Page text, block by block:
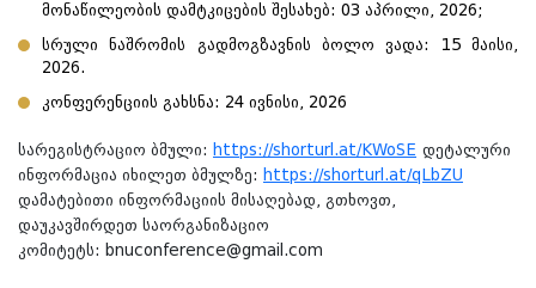
მონაწილეობის დამტკიცების შესახებ: 03 აპრილი, 2026;
სრული ნაშრომის გადმოგზავნის ბოლო ვადა: 15 მაისი,
2026.
კონფერენციის გახსნა: 24 ივნისი, 2026
სარეგისტრაციო ბმული: https://shorturl.at/KWoSE დეტალური
ინფორმაცია იხილეთ ბმულზე: https://shorturl.at/qLbZU
დამატებითი ინფორმაციის მისაღებად, გთხოვთ,
დაუკავშირდეთ საორგანიზაციო
კომიტეტს: bnuconference@gmail.com